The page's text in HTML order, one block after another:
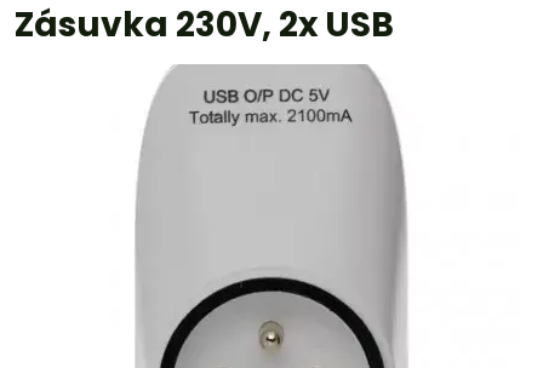
Zásuvka 230V, 2x USB